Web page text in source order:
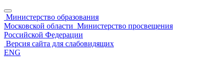
Министерство образования
Московской области Министерство просвещения
Российской Федерации
Версия сайта для слабовидящих
ENG